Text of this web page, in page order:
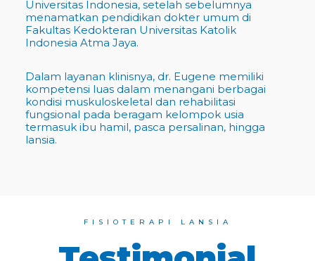
Universitas Indonesia, setelah sebelumnya
menamatkan pendidikan dokter umum di
Fakultas Kedokteran Universitas Katolik
Indonesia Atma Jaya.
Dalam layanan klinisnya, dr. Eugene memiliki
kompetensi luas dalam menangani berbagai
kondisi muskuloskeletal dan rehabilitasi
fungsional pada beragam kelompok usia
termasuk ibu hamil, pasca persalinan, hingga
lansia.
FISIOTERAPI LANSIA